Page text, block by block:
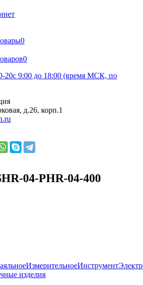
0
0
20с 9:00 до 18:00 (время МСК, по
д.26, корп.1
04-PHR-04-400
ИзмерительноеИнструмент
изделия